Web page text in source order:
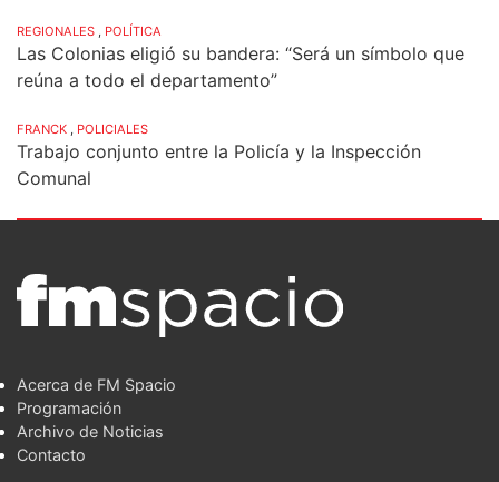
REGIONALES POLÍTICA
Las Colonias eligió su bandera: “Será un símbolo que
reúna a todo el departamento”
FRANCK POLICIALES
Trabajo conjunto entre la Policía y la Inspección
Comunal
Acerca de FM Spacio
Programación
Archivo de Noticias
Contacto